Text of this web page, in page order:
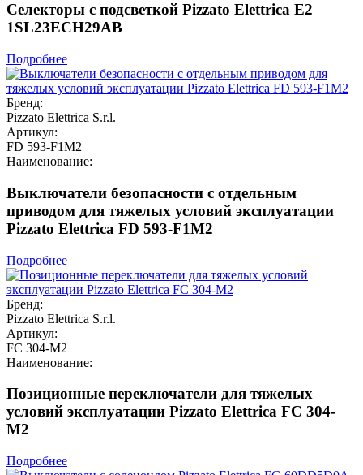
Селекторы с подсветкой Pizzato Elettrica E2
1SL23ECH29AB
Подробнее
Бренд:
Pizzato Elettrica S.r.l.
Артикул:
FD 593-F1M2
Наименование:
Выключатели безопасности с отдельным
приводом для тяжелых условий эксплуатации
Pizzato Elettrica FD 593-F1M2
Подробнее
Бренд:
Pizzato Elettrica S.r.l.
Артикул:
FC 304-M2
Наименование:
Позиционные переключатели для тяжелых
условий эксплуатации Pizzato Elettrica FC 304-
M2
Подробнее